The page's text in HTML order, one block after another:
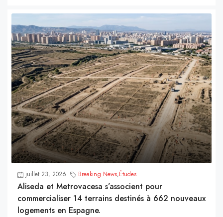
juillet 23, 2026 Breaking News,Études
Aliseda et Metrovacesa s’associent pour
commercialiser 14 terrains destinés à 662 nouveaux
logements en Espagne.